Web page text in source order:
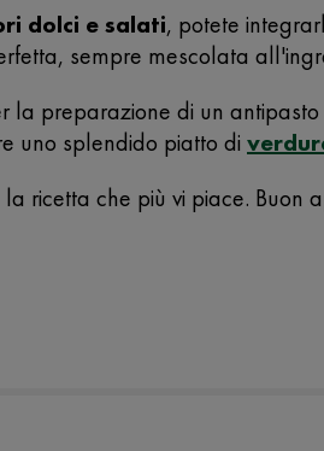
dolci e salati, potete
sempre mescolata
la preparazione di un
uno splendido piatto di
ricetta che più vi piace. Buon